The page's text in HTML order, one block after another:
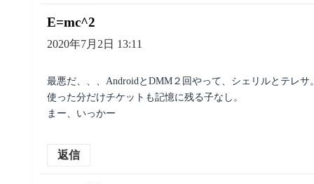
E=mc^2
り:
2020年7月2日 13:11
最悪だ、、、AndroidとDMM２回やって、シェリルとテレサ
使った分だけチケットも記憶に残る子なし。
まー、いっかー
返信